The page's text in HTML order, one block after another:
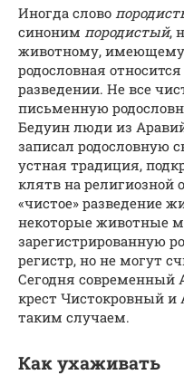
Иногда слово
синоним породистый,
животному, имеющему
родословная
разведении. Не все
письменную
Бедуин люди из
записал родословную
устная традиция,
клятв на религиозной
«чистое» разведение
некоторые животные
зарегистрированную
регистр, но не могут
Сегодня современный
крест Чистокровный и
таким случаем.
Как ухаживать